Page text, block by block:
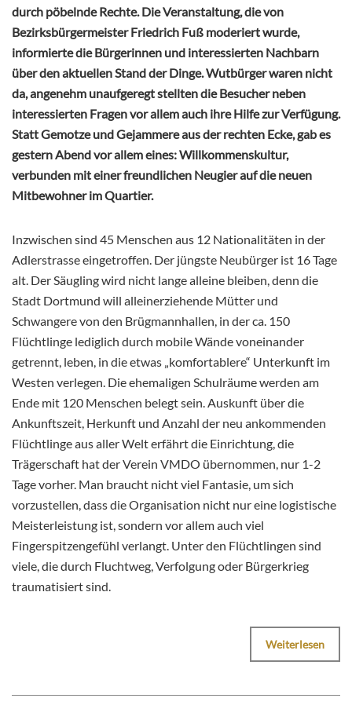
durch pöbelnde Rechte. Die Veranstaltung, die von
Bezirksbürgermeister Friedrich Fuß moderiert wurde,
informierte die Bürgerinnen und interessierten Nachbarn
über den aktuellen Stand der Dinge. Wutbürger waren nicht
da, angenehm unaufgeregt stellten die Besucher neben
interessierten Fragen vor allem auch ihre Hilfe zur Verfügung.
Statt Gemotze und Gejammere aus der rechten Ecke, gab es
gestern Abend vor allem eines: Willkommenskultur,
verbunden mit einer freundlichen Neugier auf die neuen
Mitbewohner im Quartier.
Inzwischen sind 45 Menschen aus 12 Nationalitäten in der
Adlerstrasse eingetroffen. Der jüngste Neubürger ist 16 Tage
alt. Der Säugling wird nicht lange alleine bleiben, denn die
Stadt Dortmund will alleinerziehende Mütter und
Schwangere von den Brügmannhallen, in der ca. 150
Flüchtlinge lediglich durch mobile Wände voneinander
getrennt, leben, in die etwas „komfortablere“ Unterkunft im
Westen verlegen. Die ehemaligen Schulräume werden am
Ende mit 120 Menschen belegt sein. Auskunft über die
Ankunftszeit, Herkunft und Anzahl der neu ankommenden
Flüchtlinge aus aller Welt erfährt die Einrichtung, die
Trägerschaft hat der Verein VMDO übernommen, nur 1-2
Tage vorher. Man braucht nicht viel Fantasie, um sich
vorzustellen, dass die Organisation nicht nur eine logistische
Meisterleistung ist, sondern vor allem auch viel
Fingerspitzengefühl verlangt. Unter den Flüchtlingen sind
viele, die durch Fluchtweg, Verfolgung oder Bürgerkrieg
traumatisiert sind.
Weiterlesen